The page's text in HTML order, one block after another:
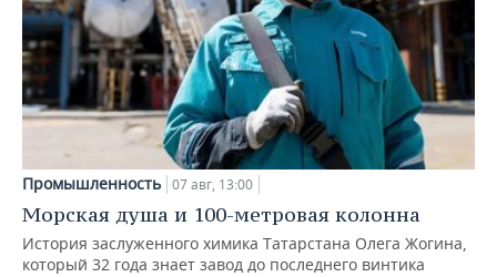
Промышленность 07 авг, 13:00
Морская душа и 100-метровая колонна
История заслуженного химика Татарстана Олега Жогина,
который 32 года знает завод до последнего винтика